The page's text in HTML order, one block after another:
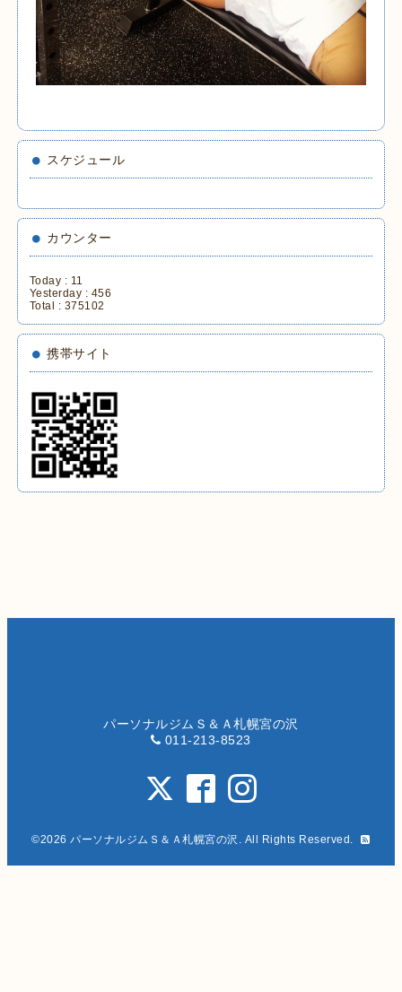
スケジュール
カウンター
Today : 11
Yesterday : 456
Total : 375102
携帯サイト
パーソナルジムＳ＆Ａ札幌宮の沢
011-213-8523
©2026パーソナルジムＳ＆Ａ札幌宮の沢 . All Rights Reserved.